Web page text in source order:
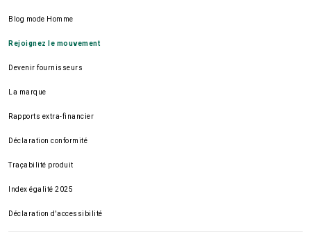
Blog mode Homme
Rejoignez le mouvement
Devenir fournisseurs
La marque
Rapports extra-financier
Déclaration conformité
Traçabilité produit
Index égalité 2025
Déclaration d'accessibilité